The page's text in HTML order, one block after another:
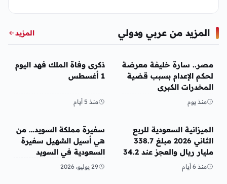
المزيد من عربي ودولي المزيد
مصر.. سارة خليفة معرضة
لحكم الإعدام بسبب قضية
المخدرات الكبرى
منذ يوم
عربي ودولي
ذكرى وفاة الملك فهد اليوم
1 أغسطس
منذ 5 أيام
عربي ودولي
الميزانية السعودية للربع
الثاني 2026 مبلغ 338.7
مليار ريال والعجز عند 34.2
مليار ريال
منذ 6 أيام
عربي ودولي
سفيرة مملكة السويد… من
هي أسيل الشهيل سفيرة
السعودية في السويد
29 يوليو، 2026